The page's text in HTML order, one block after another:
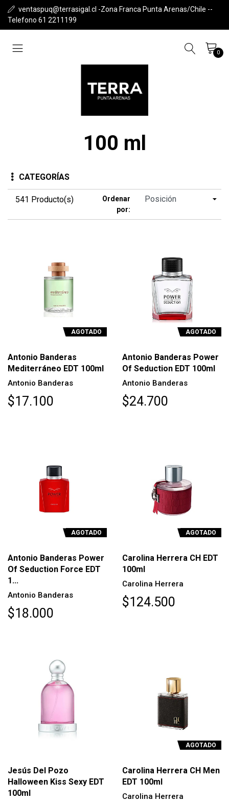
ventaspuq@terrasigal.cl -Zona Franca Punta Arenas/Chile --
Telefono 61 2211199
0
100 ml
CATEGORÍAS
541 Producto(s)
Ordenar
por:
AGOTADO
Antonio Banderas
Mediterráneo EDT 100ml
Antonio Banderas
$17.100
AGOTADO
Antonio Banderas Power
Of Seduction EDT 100ml
Antonio Banderas
$24.700
AGOTADO
Antonio Banderas Power
Of Seduction Force EDT
1...
Antonio Banderas
$18.000
AGOTADO
Carolina Herrera CH EDT
100ml
Carolina Herrera
$124.500
Jesús Del Pozo
Halloween Kiss Sexy EDT
100ml
AGOTADO
Carolina Herrera CH Men
EDT 100ml
Carolina Herrera